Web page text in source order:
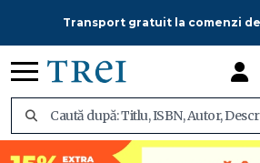
Transport gratuit la comenzi